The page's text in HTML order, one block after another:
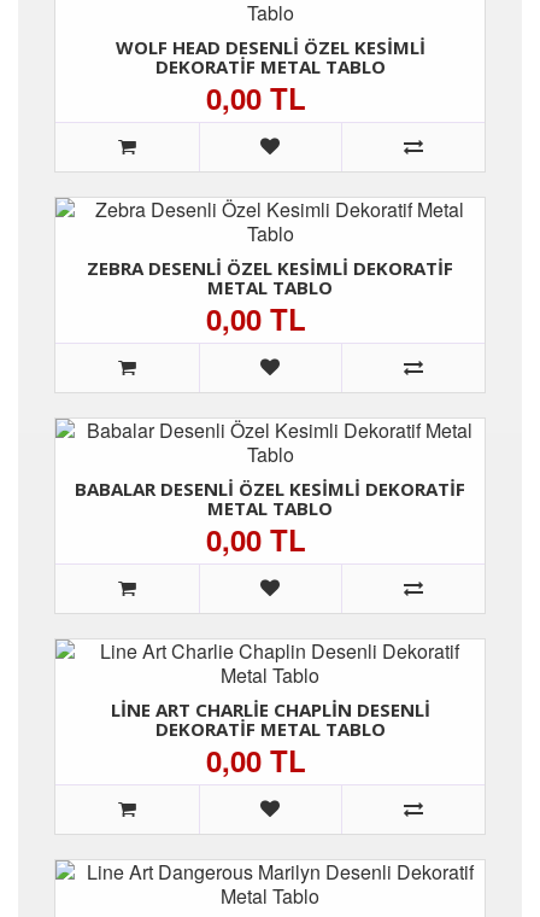
WOLF HEAD DESENLI ÖZEL KESIMLI
DEKORATIF METAL TABLO
0,00 TL
ZEBRA DESENLI ÖZEL KESIMLI DEKORATIF
METAL TABLO
0,00 TL
BABALAR DESENLI ÖZEL KESIMLI DEKORATIF
METAL TABLO
0,00 TL
LINE ART CHARLIE CHAPLIN DESENLI
DEKORATIF METAL TABLO
0,00 TL